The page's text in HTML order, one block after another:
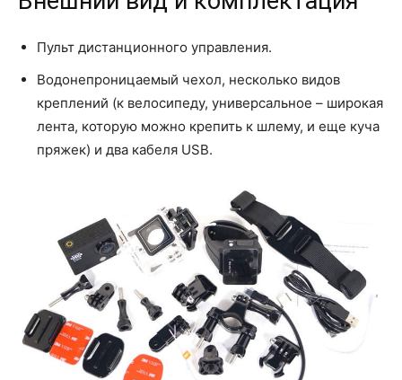
Пульт дистанционного управления.
Водонепроницаемый чехол, несколько видов
креплений (к велосипеду, универсальное – широкая
лента, которую можно крепить к шлему, и еще куча
пряжек) и два кабеля USB.